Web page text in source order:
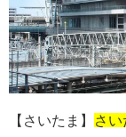
【さいたま】 さ